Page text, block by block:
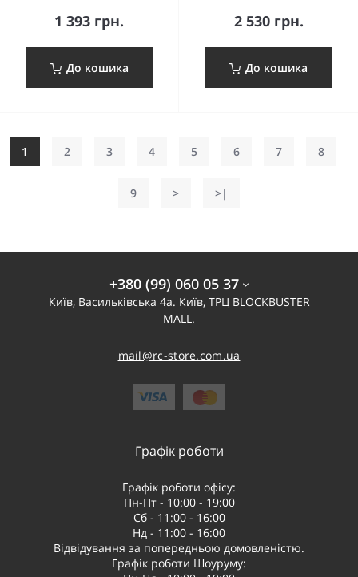
1 393 грн.
До кошика
2 530 грн.
До кошика
1 2 3 4 5 6 7 8
9 > >|
+380 (99) 060 05 37
Київ, Васильківська 4а. Київ, ТРЦ BLOCKBUSTER
MALL.
mail@rc-store.com.ua
Графік роботи
Графік роботи офісу:
Пн-Пт - 10:00 - 19:00
Сб - 11:00 - 16:00
Нд - 11:00 - 16:00
Відвідування за попередньою домовленістю.
Графік роботи Шоуруму: